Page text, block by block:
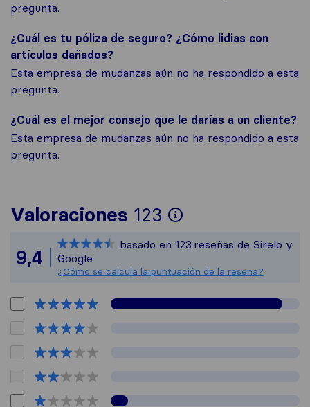
pregunta.
¿Cuál es tu póliza de seguro? ¿Cómo lidias con
artículos dañados?
Esta empresa de mudanzas aún no ha respondido a esta
pregunta.
¿Cuál es el mejor consejo que le darías a un cliente?
Esta empresa de mudanzas aún no ha respondido a esta
pregunta.
Valoraciones 123
Para ofrecerte
Todas las
9,4
basado en 123 reseñas de Sirelo y
Google
¿Cómo se calcula la puntuación de la reseña?